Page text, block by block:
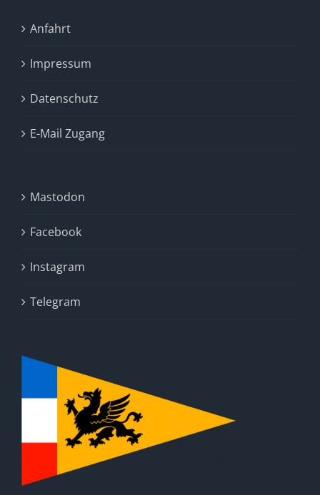
Anfahrt
Impressum
Datenschutz
E-Mail Zugang
Mastodon
Facebook
Instagram
Telegram